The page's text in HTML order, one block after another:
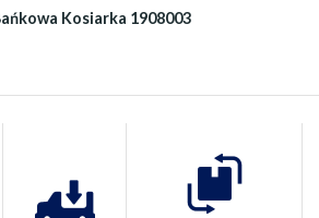
Kosiarka 1908003